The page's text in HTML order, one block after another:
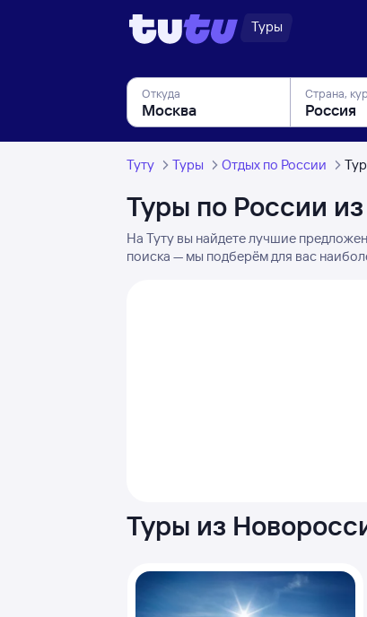
Туры
Откуда Страна,
Туту Туры Отдых по России
Туры по России
На Туту вы найдете лучшие
поиска — мы подберём для вас
Туры из